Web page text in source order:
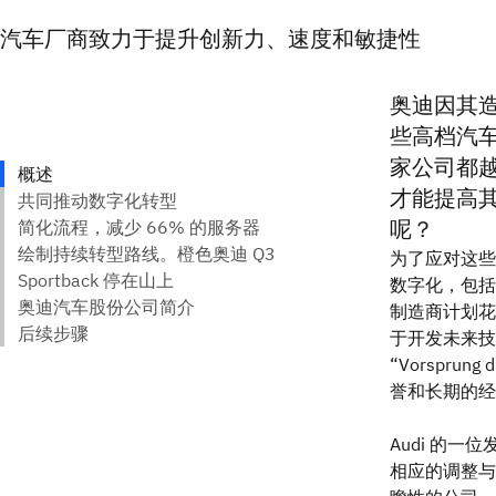
汽车厂商致力于提升创新力、速度和敏捷性
奥迪因其
些高档汽
家公司都
才能提高
呢？
为了应对这
数字化，包
制造商计划
于开发未来
“Vorsprung
誉和长期的
Audi 的一位
相应的调整